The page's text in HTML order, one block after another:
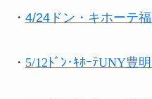
・ 4/24ドン・キホーテ
・ 5/12ﾄﾞﾝ･ｷﾎｰﾃUNY豊